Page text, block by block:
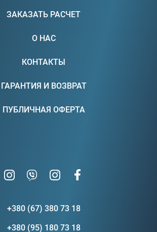
ЗАКАЗАТЬ РАСЧЕТ
О НАС
КОНТАКТЫ
ГАРАНТИЯ И ВОЗВРАТ
ПУБЛИЧНАЯ ОФЕРТА
+380 (67) 380 73 18
+380 (95) 180 73 18